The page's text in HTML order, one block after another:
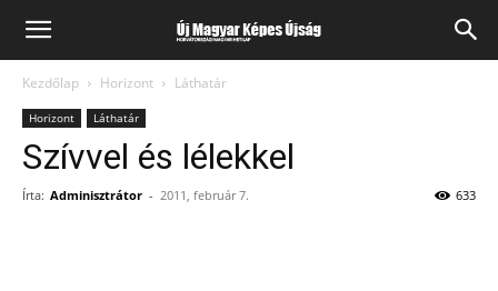
Kezdőlap Horizont Láthatár
Horizont Láthatár
Szívvel és lélekkel
Írta: Adminisztrátor - 2011, február 7. 633